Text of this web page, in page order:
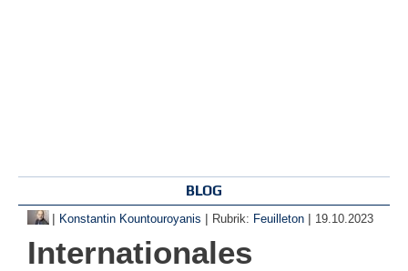
BLOG
| Konstantin Kountouroyanis | Rubrik: Feuilleton | 19.10.2023
Internationales